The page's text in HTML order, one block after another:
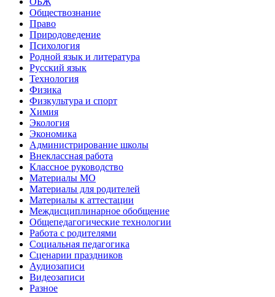
Обществознание
Право
Природоведение
Психология
Родной язык и литература
Русский язык
Технология
Физика
Физкультура и спорт
Химия
Экология
Экономика
Администрирование школы
Внеклассная работа
Классное руководство
Материалы МО
Материалы для родителей
Материалы к аттестации
Междисциплинарное обобщение
Общепедагогические технологии
Работа с родителями
Социальная педагогика
Сценарии праздников
Аудиозаписи
Видеозаписи
Разное